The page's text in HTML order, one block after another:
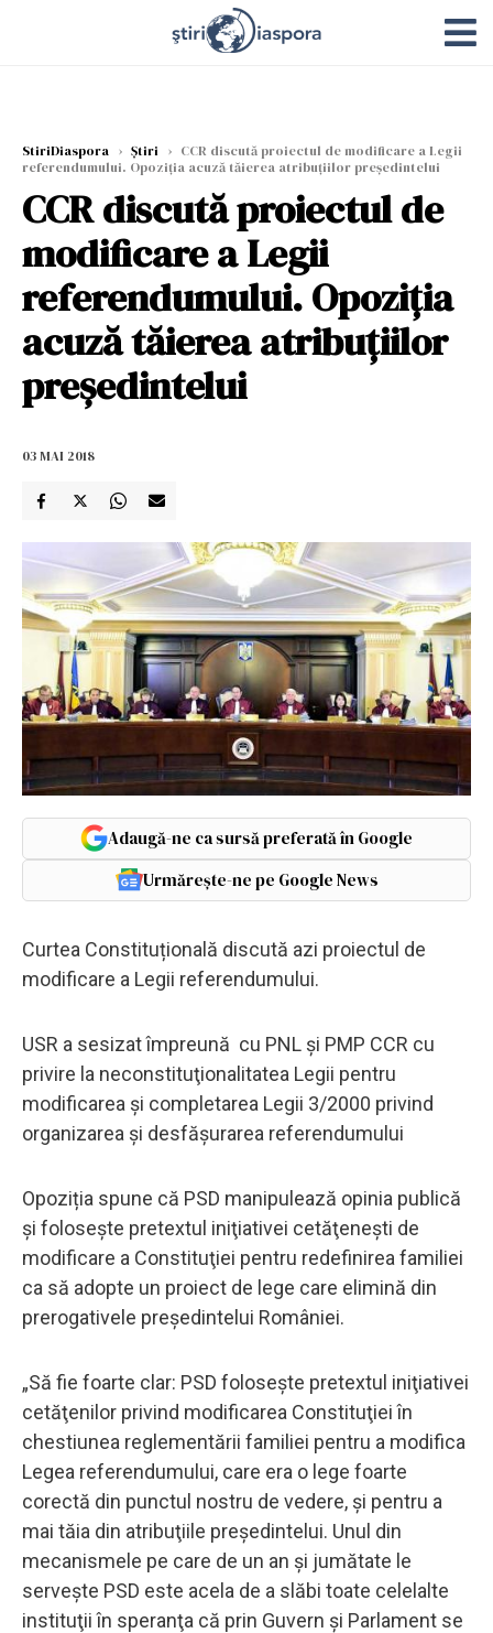
StiriDiaspora › Știri › CCR discută proiectul de modificare a Legii
referendumului. Opoziția acuză tăierea atribuțiilor președintelui
CCR discută proiectul de
modificare a Legii
referendumului. Opoziția
acuză tăierea atribuțiilor
președintelui
03 MAI 2018
Adaugă-ne ca sursă preferată în Google
Urmărește-ne pe Google News
Curtea Constituțională discută azi proiectul de
modificare a Legii referendumului.
USR a sesizat împreună cu PNL şi PMP CCR cu
privire la neconstituţionalitatea Legii pentru
modificarea şi completarea Legii 3/2000 privind
organizarea şi desfăşurarea referendumului
Opoziția spune că PSD manipulează opinia publică
şi foloseşte pretextul iniţiativei cetăţeneşti de
modificare a Constituţiei pentru redefinirea familiei
ca să adopte un proiect de lege care elimină din
prerogativele preşedintelui României.
„Să fie foarte clar: PSD foloseşte pretextul iniţiativei
cetăţenilor privind modificarea Constituţiei în
chestiunea reglementării familiei pentru a modifica
Legea referendumului, care era o lege foarte
corectă din punctul nostru de vedere, şi pentru a
mai tăia din atribuţiile preşedintelui. Unul din
mecanismele pe care de un an şi jumătate le
serveşte PSD este acela de a slăbi toate celelalte
instituţii în speranţa că prin Guvern şi Parlament se